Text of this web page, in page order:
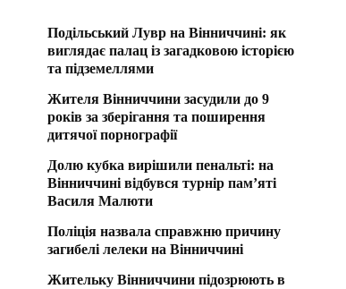
Подільський Лувр на Вінниччині: як
виглядає палац із загадковою історією
та підземеллями
Жителя Вінниччини засудили до 9
років за зберігання та поширення
дитячої порнографії
Долю кубка вирішили пенальті: на
Вінниччині відбувся турнір пам’яті
Василя Малюти
Поліція назвала справжню причину
загибелі лелеки на Вінниччині
Жительку Вінниччини підозрюють в